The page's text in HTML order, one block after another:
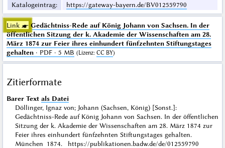
Katalogeintrag: https://gateway-bayern.de/BV012559790
Link ☛ Gedächtniss-Rede auf König Johann von Sachsen. In der
öffentlichen Sitzung der k. Akademie der Wissenschaften am 28.
März 1874 zur Feier ihres einhundert fünfzehnten Stiftungstages
gehalten· PDF · 5 MB (Lizenz: CC BY)
Zitierformate
Barer Text als Datei
Döllinger, Ignaz von; Johann (Sachsen, König) [Sonst.]:
Gedächtniss-Rede auf König Johann von Sachsen. In der öffentlichen
Sitzung der k. Akademie der Wissenschaften am 28. März 1874 zur
Feier ihres einhundert fünfzehnten Stiftungstages gehalten.
München 1874. https://publikationen.badw.de/de/012559790